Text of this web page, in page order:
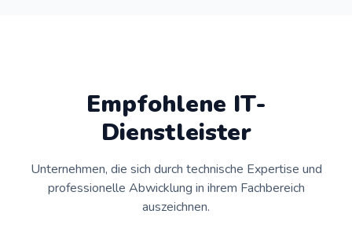
Empfohlene IT-
Dienstleister
Unternehmen, die sich durch technische Expertise und
professionelle Abwicklung in ihrem Fachbereich
auszeichnen.